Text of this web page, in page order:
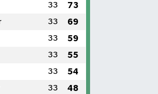
33 73
33 69
33 59
33 55
33 54
33 48